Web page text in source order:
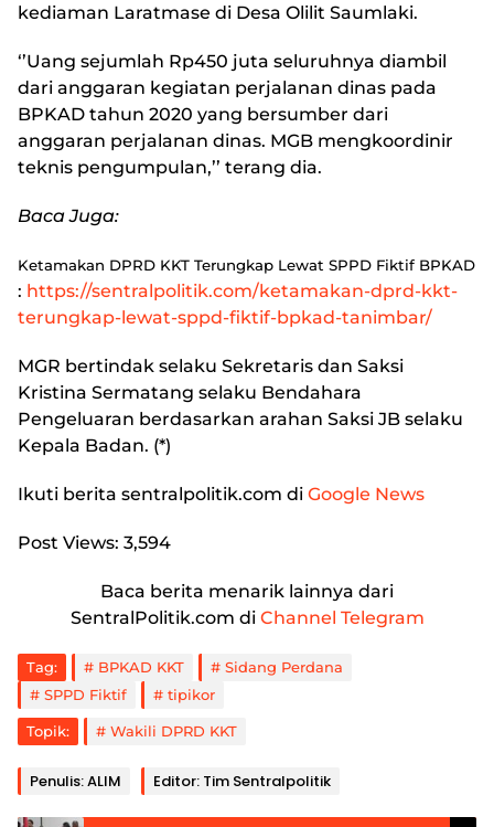
kediaman Laratmase di Desa Olilit Saumlaki.
‘’Uang sejumlah Rp450 juta seluruhnya diambil
dari anggaran kegiatan perjalanan dinas pada
BPKAD tahun 2020 yang bersumber dari
anggaran perjalanan dinas. MGB mengkoordinir
teknis pengumpulan,’’ terang dia.
Baca Juga:
Ketamakan DPRD KKT Terungkap Lewat SPPD Fiktif BPKAD
: https://sentralpolitik.com/ketamakan-dprd-kkt-
terungkap-lewat-sppd-fiktif-bpkad-tanimbar/
MGR bertindak selaku Sekretaris dan Saksi
Kristina Sermatang selaku Bendahara
Pengeluaran berdasarkan arahan Saksi JB selaku
Kepala Badan. (*)
Ikuti berita sentralpolitik.com di Google News
Post Views: 3,594
Baca berita menarik lainnya dari
SentralPolitik.com di Channel Telegram
Tag: BPKAD KKT
Sidang Perdana
SPPD Fiktif
tipikor
Topik: Wakili DPRD KKT
Penulis: ALIM Editor: Tim Sentralpolitik